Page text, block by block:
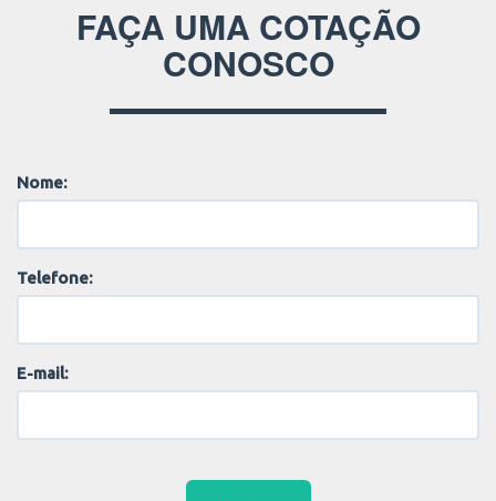
FAÇA UMA COTAÇÃO
CONOSCO
Nome:
Telefone:
E-mail: